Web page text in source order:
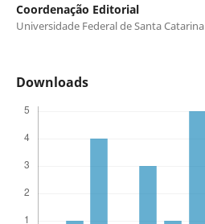
Coordenação Editorial
Universidade Federal de Santa Catarina
Downloads